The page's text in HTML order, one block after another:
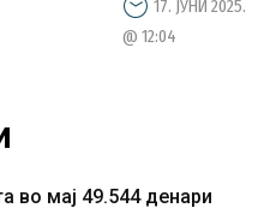
17. ЈУНИ 2025.
@ 12:04
во мај 49.544 денари